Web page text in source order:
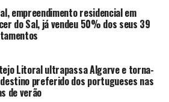
empreendimento residencial em
do Sal, já vendeu 50% dos seus 39
Litoral ultrapassa Algarve e torna-
preferido dos portugueses nas
de verão